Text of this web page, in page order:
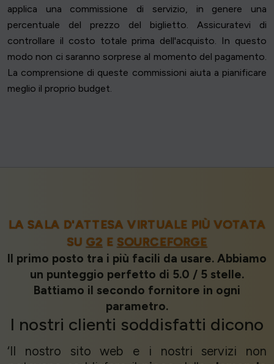
applica una commissione di servizio, in genere una
percentuale del prezzo del biglietto. Assicuratevi di
controllare il costo totale prima dell'acquisto. In questo
modo non ci saranno sorprese al momento del pagamento.
La comprensione di queste commissioni aiuta a pianificare
meglio il proprio budget.
LA SALA D'ATTESA VIRTUALE PIÙ VOTATA
SUG2 E SOURCEFORGE
Il primo posto tra i più facili da usare. Abbiamo
un punteggio perfetto di 5.0 / 5 stelle.
Battiamo il secondo fornitore in ogni
parametro.
I nostri clienti soddisfatti dicono
‘Il nostro sito web e i nostri servizi non